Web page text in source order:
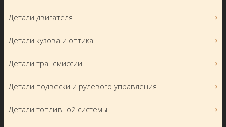
Детали двигателя
Детали кузова и оптика
Детали трансмиссии
Детали подвески и рулевого управления
Детали топливной системы